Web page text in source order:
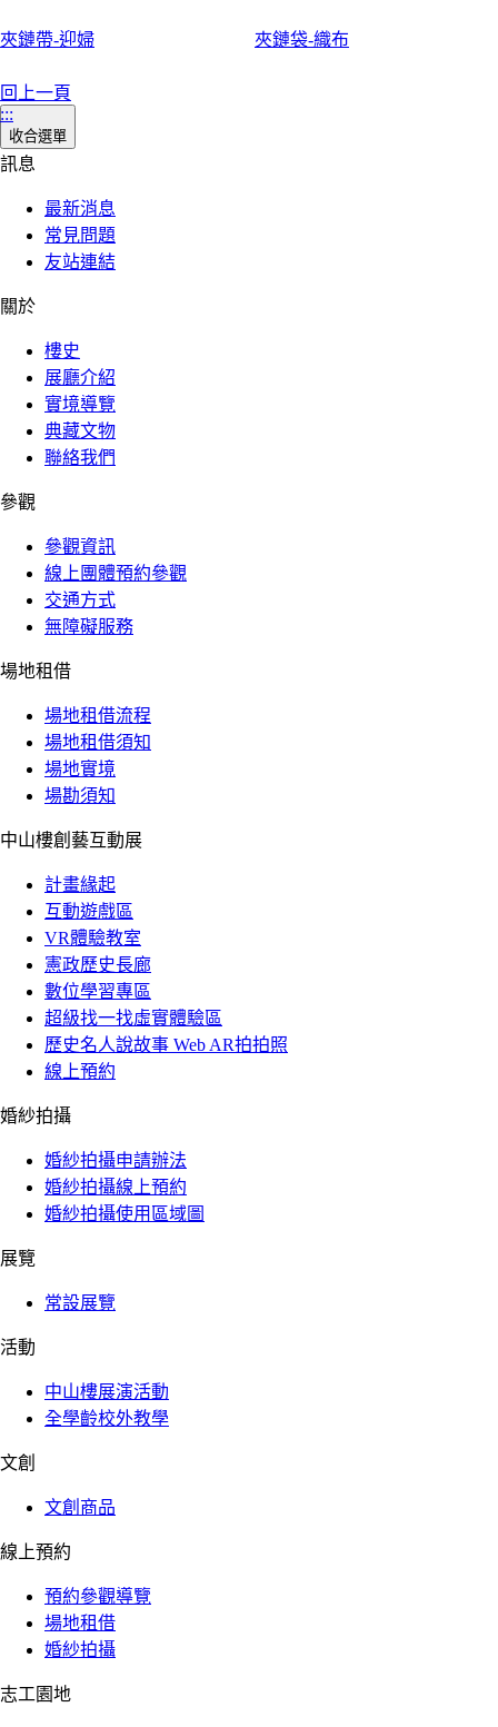
夾鏈帶-迎婦 夾鏈袋-織布
回上一頁
:::
收合選單
訊息
最新消息
常見問題
友站連結
關於
樓史
展廳介紹
實境導覽
典藏文物
聯絡我們
參觀
參觀資訊
線上團體預約參觀
交通方式
無障礙服務
場地租借
場地租借流程
場地租借須知
場地實境
場勘須知
中山樓創藝互動展
計畫緣起
互動遊戲區
VR體驗教室
憲政歷史長廊
數位學習專區
超級找一找虛實體驗區
歷史名人說故事 Web AR拍拍照
線上預約
婚紗拍攝
婚紗拍攝申請辦法
婚紗拍攝線上預約
婚紗拍攝使用區域圖
展覽
常設展覽
活動
中山樓展演活動
全學齡校外教學
文創
文創商品
線上預約
預約參觀導覽
場地租借
婚紗拍攝
志工園地